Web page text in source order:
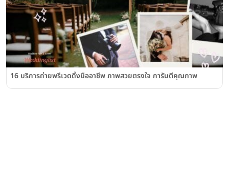
16 บริการถ่ายพรีเวดดิ้งมืออาชีพ ภาพสวยตรงใจ การันตีคุณภาพ